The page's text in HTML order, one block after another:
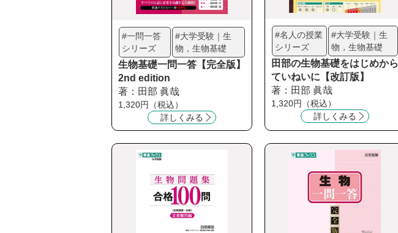
#一問一答
シリーズ
#大学受験｜生
物，生物基礎
生物基礎一問一答【完全版】
2nd edition
著：田部 眞哉
1,320円（税込）
詳しくみる
#名人の授業
シリーズ
#大学受験｜生
物，生物基礎
田部の生物基礎をはじめから
ていねいに【改訂版】
著：田部 眞哉
1,320円（税込）
詳しくみる